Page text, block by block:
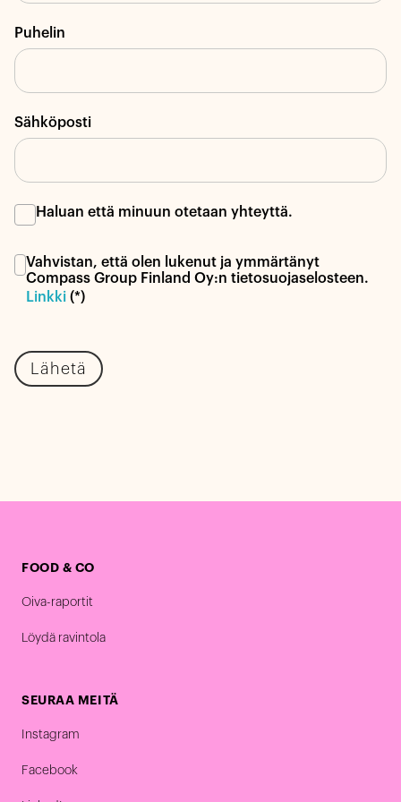
Puhelin
Sähköposti
Haluan että minuun otetaan yhteyttä.
Vahvistan, että olen lukenut ja ymmärtänyt
Compass Group Finland Oy:n tietosuojaselosteen.
Linkki (*)
Lähetä
FOOD & CO
Oiva-raportit
Löydä ravintola
SEURAA MEITÄ
Instagram
Facebook